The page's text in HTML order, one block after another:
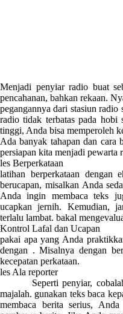
Menjadi penyiar radio buat
pencahanan, bahkan rekaan.
pegangannya dari stasiun
radio tidak terbatas pada hobi
tinggi, Anda bisa memperoleh
Ada banyak tahapan dan cara
persiapan kita menjadi pewarta
les Berperkataan
latihan berperkataan dengan
berucapan, misalkan Anda
Anda ingin membaca teks
ucapkan jernih. Kemudian,
terlalu lambat. bakal
Kontrol Lafal dan Ucapan
pakai apa yang Anda
dengan . Misalnya dengan
kecepatan perkataan.
les Ala reporter
Seperti penyiar, cobalah,
majalah. gunakan teks baca
membaca berita serius,